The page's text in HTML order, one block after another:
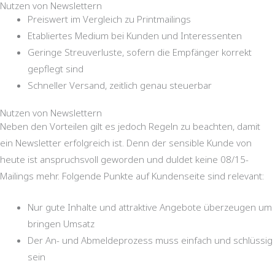
Nutzen von Newslettern
Preiswert im Vergleich zu Printmailings
Etabliertes Medium bei Kunden und Interessenten
Geringe Streuverluste, sofern die Empfänger korrekt
gepflegt sind
Schneller Versand, zeitlich genau steuerbar
Nutzen von Newslettern
Neben den Vorteilen gilt es jedoch Regeln zu beachten, damit
ein Newsletter erfolgreich ist. Denn der sensible Kunde von
heute ist anspruchsvoll geworden und duldet keine 08/15-
Mailings mehr. Folgende Punkte auf Kundenseite sind relevant:
Nur gute Inhalte und attraktive Angebote überzeugen um
bringen Umsatz
Der An- und Abmeldeprozess muss einfach und schlüssig
sein